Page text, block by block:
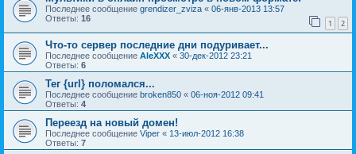
Последнее сообщение grendizer_zviza « 06-янв-2013 13:57
Ответы: 16 1 2
Что-то сервер последние дни подуривает...
Последнее сообщение AleXXX « 30-дек-2012 23:21
Ответы: 6
Тег {url} поломался...
Последнее сообщение broken850 « 06-ноя-2012 09:41
Ответы: 4
Переезд на новый домен!
Последнее сообщение Viper « 13-июл-2012 16:38
Ответы: 7